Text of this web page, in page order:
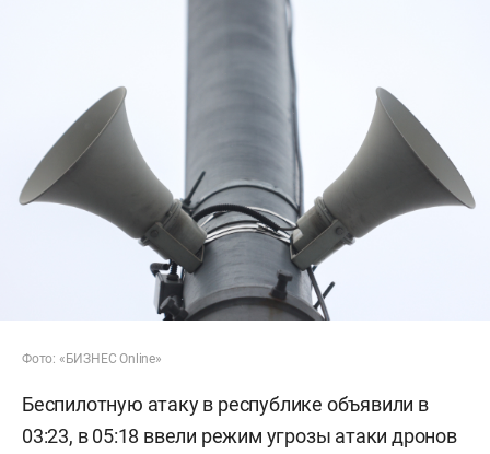
Фото: «БИЗНЕС Online»
Беспилотную атаку в республике объявили в
03:23, в 05:18 ввели режим угрозы атаки дронов